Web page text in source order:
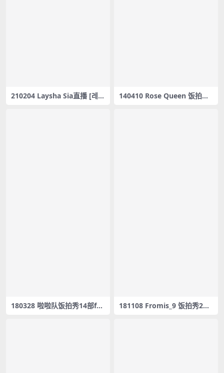
210204 Laysha Sia直播 [레이
140410 Rose Queen 饭拍秀2
180328 啦啦队饭拍秀14部fan
181108 Fromis_9 饭拍秀2部f